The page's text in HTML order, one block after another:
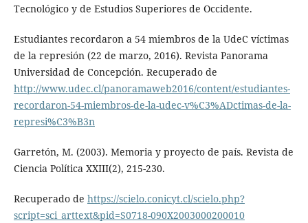
Tecnológico y de Estudios Superiores de Occidente.
Estudiantes recordaron a 54 miembros de la UdeC víctimas
de la represión (22 de marzo, 2016). Revista Panorama
Universidad de Concepción. Recuperado de
http://www.udec.cl/panoramaweb2016/content/estudiantes-
recordaron-54-miembros-de-la-udec-v%C3%ADctimas-de-la-
represi%C3%B3n
Garretón, M. (2003). Memoria y proyecto de país. Revista de
Ciencia Política XXIII(2), 215-230.
Recuperado de https://scielo.conicyt.cl/scielo.php?
script=sci_arttext&pid=S0718-090X2003000200010